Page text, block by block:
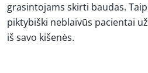
grasintojams skirti baudas.
piktybiški neblaivūs pacientai
iš savo kišenės.